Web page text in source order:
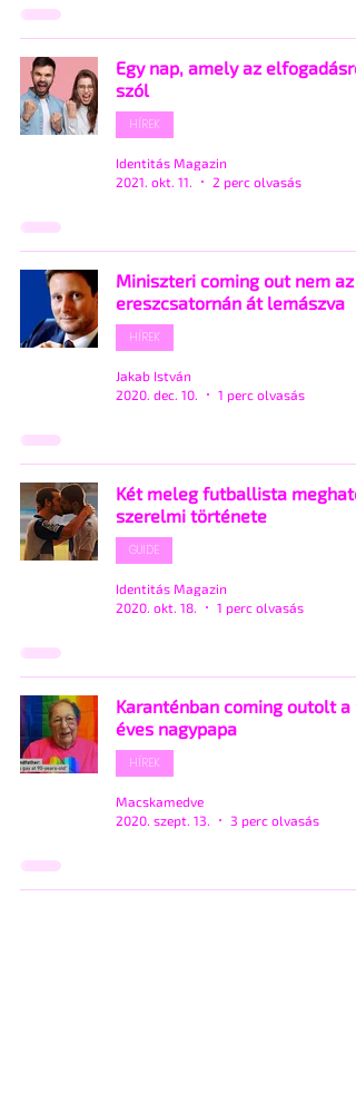
Egy nap, amely az
szól
HÍREK
Identitás Magazin
2021. okt. 11.
2 perc olvasás
Miniszteri coming out nem az
ereszcsatornán át lemászva
HÍREK
Jakab István
2020. dec. 10.
1 perc olvasás
Két meleg futballista megható
szerelmi története
GUIDE
Identitás Magazin
2020. okt. 18.
1 perc olvasás
Karanténban coming outolt a
éves nagypapa
HÍREK
Macskamedve
2020. szept. 13.
3 perc olvasás